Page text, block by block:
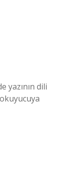
yazının dili